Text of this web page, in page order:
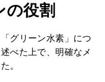
の役割
グリーン水素」につ
べた上で、明確なメ
。